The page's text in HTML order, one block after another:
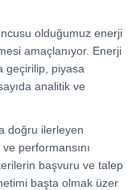
olduğumuz enerji
amaçlanıyor. Enerji
geçirilip, piyasa
analitik ve
doğru ilerleyen
performansını
başvuru ve talep
başta olmak üzer